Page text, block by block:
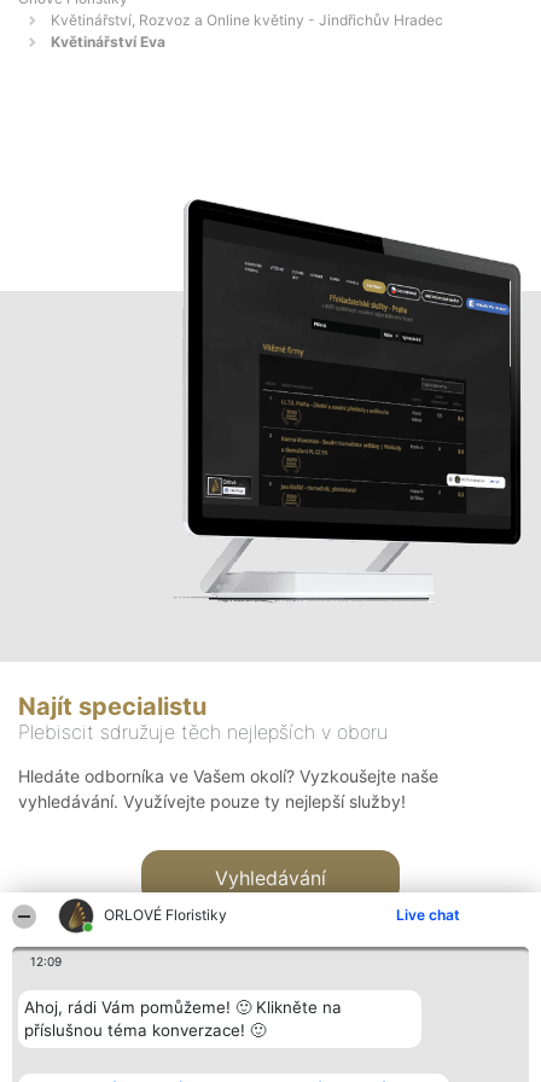
ORLOVÉ Floristiky Live chat
12:09
Ahoj, rádi Vám pomůžeme! 🙂 Klikněte na
příslušnou téma konverzace! 🙂
Květinářství, Rozvoz a Online květiny - Jindřichův Hradec
Květinářství Eva
Najít specialistu
Plebiscit sdružuje těch nejlepších v oboru
Hledáte odborníka ve Vašem okolí? Vyzkoušejte naše
vyhledávání. Využívejte pouze ty nejlepší služby!
Vyhledávání
Bright Side Solutions sp. z o. Vítězové Kontakt